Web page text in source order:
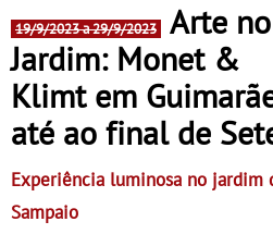
19/9/2023 a 29/9/2023
Arte no
Jardim: Monet &
Klimt em
até ao final de
Experiência luminosa no jardim
Sampaio